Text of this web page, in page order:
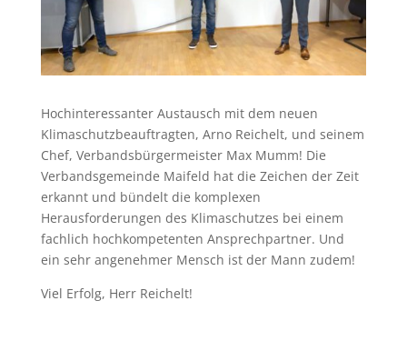
Hochinteressanter Austausch mit dem neuen
Klimaschutzbeauftragten, Arno Reichelt, und seinem
Chef, Verbandsbürgermeister Max Mumm! Die
Verbandsgemeinde Maifeld hat die Zeichen der Zeit
erkannt und bündelt die komplexen
Herausforderungen des Klimaschutzes bei einem
fachlich hochkompetenten Ansprechpartner. Und
ein sehr angenehmer Mensch ist der Mann zudem!
Viel Erfolg, Herr Reichelt!